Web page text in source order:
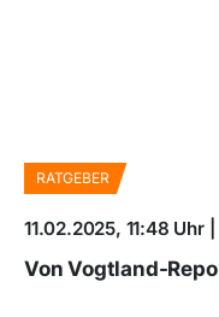
RATGEBER
11.02.2025, 11:48 Uhr
Von Vogtland-